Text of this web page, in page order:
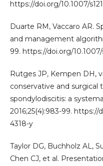
https://doi.org/10.1007/
Duarte RM, Vaccaro AR.
and management
99. https://doi.org/
Rutges JP, Kempen DH,
conservative and
spondylodiscitis: a
2016;25(4):983-99. https://
4318-y
Taylor DG, Buchholz AL,
Chen CJ, et al.